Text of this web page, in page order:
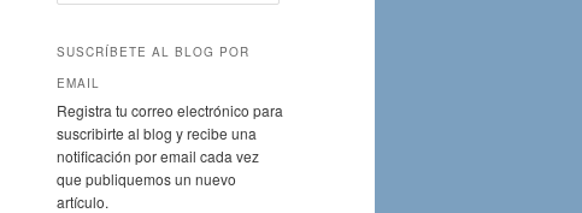
r
h
SUSCRÍBETE AL BLOG POR
EMAIL
Registra tu correo electrónico para
suscribirte al blog y recibe una
notificación por email cada vez
que publiquemos un nuevo
artículo.